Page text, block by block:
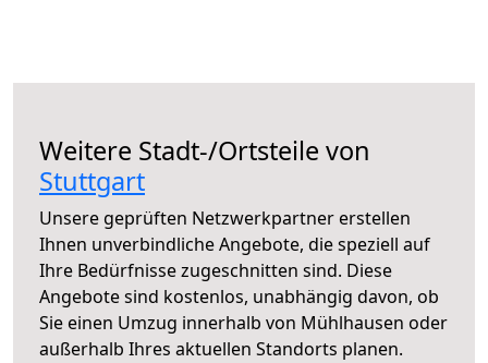
Weitere Stadt-/Ortsteile von
Stuttgart
Unsere geprüften Netzwerkpartner erstellen
Ihnen unverbindliche Angebote, die speziell auf
Ihre Bedürfnisse zugeschnitten sind. Diese
Angebote sind kostenlos, unabhängig davon, ob
Sie einen Umzug innerhalb von Mühlhausen oder
außerhalb Ihres aktuellen Standorts planen.